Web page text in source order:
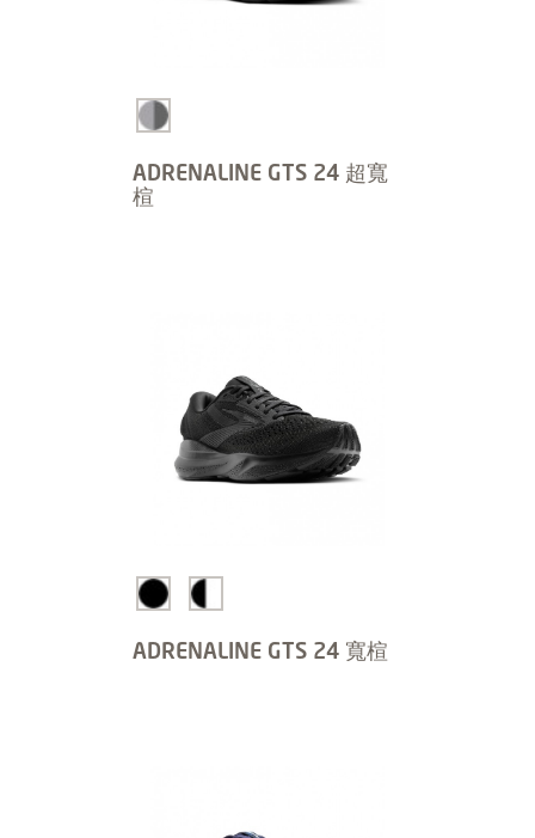
ADRENALINE GTS 24 超寬
楦
ADRENALINE GTS 24 寬楦